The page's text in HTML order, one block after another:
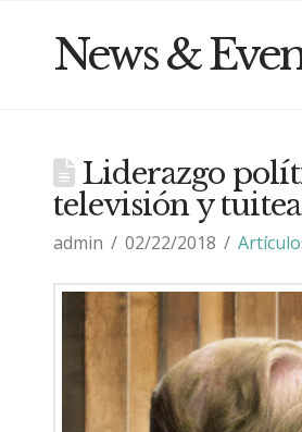
News &
Liderazgo
televisión y
admin 02/22/2018